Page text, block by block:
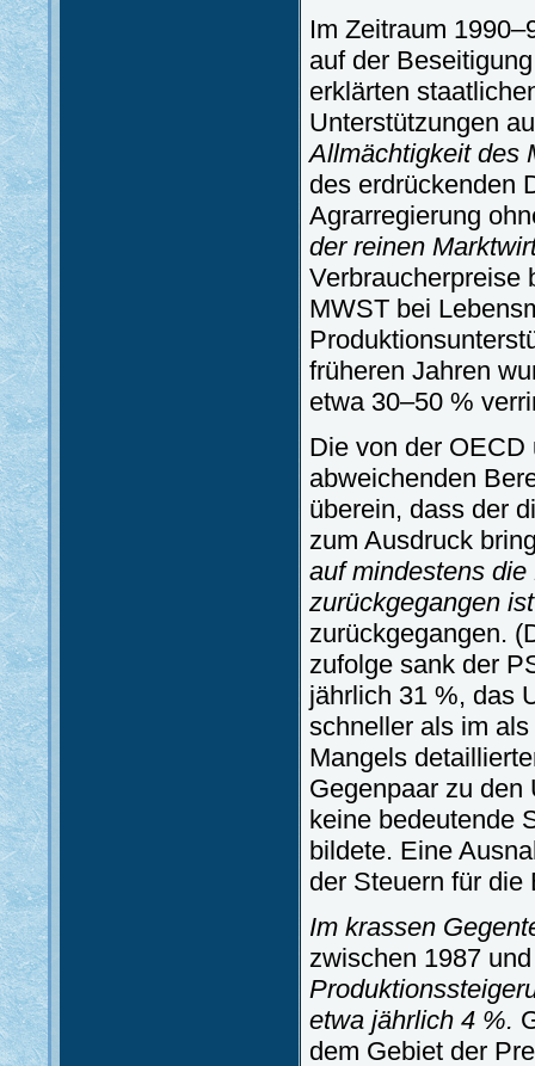
Im Zeitraum
auf der
erklärten
Unterstützungen
Allmächtigkeit des
des erdrückenden
Agrarregierung
der reinen
Verbraucherpreise
MWST bei
früheren Jahren
etwa 30–50 %
Die von der
abweichenden
überein, dass der
zum Ausdruck
auf mindestens
zurückgegangen ist
zurückgegangen.
zufolge sank der
jährlich 31 %, das
schneller als im als
Mangels
Gegenpaar zu den
keine bedeutende
bildete. Eine
der Steuern für
Im krassen
zwischen 1987
etwa jährlich 4 %.
dem Gebiet der